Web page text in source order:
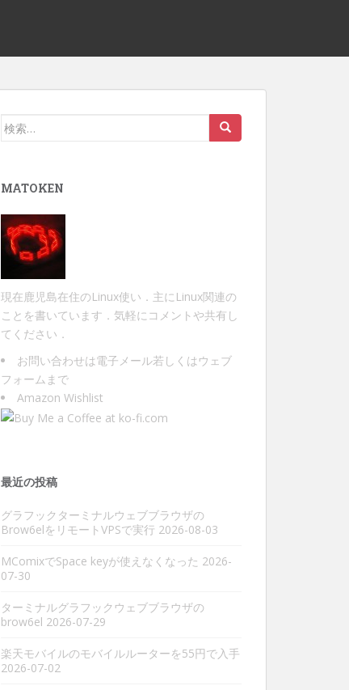
検
MATOKEN
現在鹿児島在住のLinux使い．主にLinux関連の
ことを書いています．気軽にコメントや共有し
てください．
お問い合わせは電子メール若しくは ウェブ
フォーム まで
Amazon Wishlist
最近の投稿
グラフックターミナルウェブブラウザの
Brow6elをリモートVPSで実行 2026-08-03
MComixでSpace keyが使えなくなった 2026-
07-30
ターミナルグラフックウェブブラウザの
brow6el 2026-07-29
楽天モバイルのモバイルルーターを55円で入手
2026-07-02